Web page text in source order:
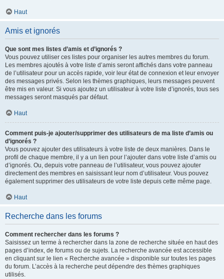
Haut
Amis et ignorés
Que sont mes listes d’amis et d’ignorés ?
Vous pouvez utiliser ces listes pour organiser les autres membres du forum.
Les membres ajoutés à votre liste d’amis seront affichés dans votre panneau
de l’utilisateur pour un accès rapide, voir leur état de connexion et leur envoyer
des messages privés. Selon les thèmes graphiques, leurs messages peuvent
être mis en valeur. Si vous ajoutez un utilisateur à votre liste d’ignorés, tous ses
messages seront masqués par défaut.
Haut
Comment puis-je ajouter/supprimer des utilisateurs de ma liste d’amis ou
d’ignorés ?
Vous pouvez ajouter des utilisateurs à votre liste de deux manières. Dans le
profil de chaque membre, il y a un lien pour l’ajouter dans votre liste d’amis ou
d’ignorés. Ou, depuis votre panneau de l’utilisateur, vous pouvez ajouter
directement des membres en saisissant leur nom d’utilisateur. Vous pouvez
également supprimer des utilisateurs de votre liste depuis cette même page.
Haut
Recherche dans les forums
Comment rechercher dans les forums ?
Saisissez un terme à rechercher dans la zone de recherche située en haut des
pages d’index, de forums ou de sujets. La recherche avancée est accessible
en cliquant sur le lien « Recherche avancée » disponible sur toutes les pages
du forum. L’accès à la recherche peut dépendre des thèmes graphiques
utilisés.